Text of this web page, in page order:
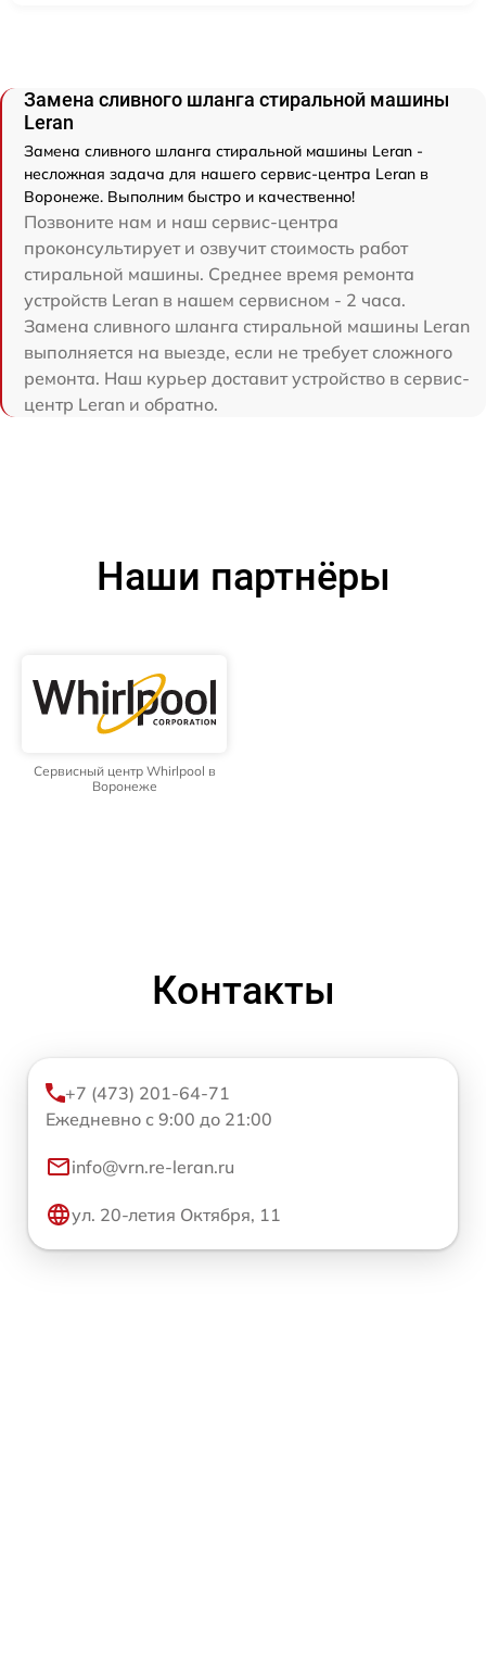
Замена сливного шланга стиральной машины
Leran
Замена сливного шланга стиральной машины Leran -
несложная задача для нашего сервис-центра Leran в
Воронеже. Выполним быстро и качественно!
Позвоните нам и наш сервис-центра
проконсультирует и озвучит стоимость работ
стиральной машины. Среднее время ремонта
устройств Leran в нашем сервисном - 2 часа.
Замена сливного шланга стиральной машины Leran
выполняется на выезде, если не требует сложного
ремонта. Наш курьер доставит устройство в сервис-
центр Leran и обратно.
Наши партнёры
Сервисный центр Whirlpool в
Воронеже
Контакты
+7 (473) 201-64-71
Ежедневно с 9:00 до 21:00
info@vrn.re-leran.ru
ул. 20-летия Октября, 11